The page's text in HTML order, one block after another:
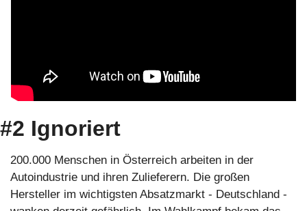
#2 Ignoriert
200.000 Menschen in Österreich arbeiten in der
Autoindustrie und ihren Zulieferern. Die großen
Hersteller im wichtigsten Absatzmarkt - Deutschland -